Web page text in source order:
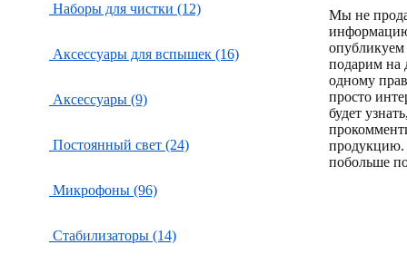
Наборы для чистки (12)
Аксессуары для вспышек (16)
Аксессуары (9)
Постоянный свет (24)
Микрофоны (96)
Стабилизаторы (14)
Мы не
опубликуем
подарим на
одному
просто
будет
продукцию.
побольше